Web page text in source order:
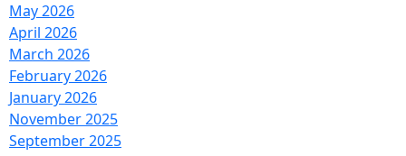
May 2026
April 2026
March 2026
February 2026
January 2026
November 2025
September 2025